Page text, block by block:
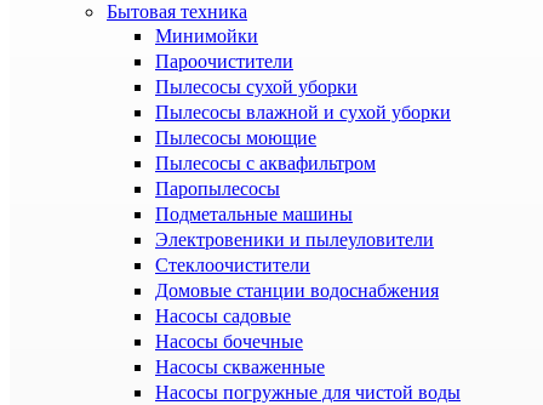
Бытовая техника
Минимойки
Пароочистители
Пылесосы сухой уборки
Пылесосы влажной и сухой уборки
Пылесосы моющие
Пылесосы с аквафильтром
Паропылесосы
Подметальные машины
Электровеники и пылеуловители
Стеклоочистители
Домовые станции водоснабжения
Насосы садовые
Насосы бочечные
Насосы скваженные
Насосы погружные для чистой воды